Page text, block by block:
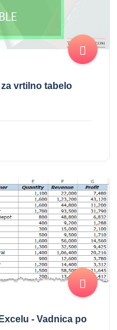
vrtilno tabelo
- Vadnica po